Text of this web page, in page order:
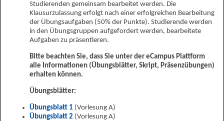
Studierenden gemeinsam bearbeitet werden. Die
Klausurzulassung erfolgt nach einer erfolgreichen Bearbeitung
der Übungsaufgaben (50% der Punkte). Studierende werden
in den Übungsgruppen aufgefordert werden, bearbeitete
Aufgaben zu präsentieren.
Bitte beachten Sie, dass Sie unter der eCampus Plattform
alle Informationen (Übungsblätter, Skript, Präsenzübungen)
erhalten können.
Übungsblätter:
Übungsblatt 1 (Vorlesung A)
Übungsblatt 2 (Vorlesung A)